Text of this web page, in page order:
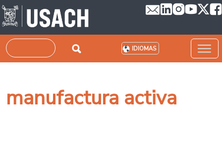
Pasar al contenido principal
Buscar IDIOMAS
manufactura activa